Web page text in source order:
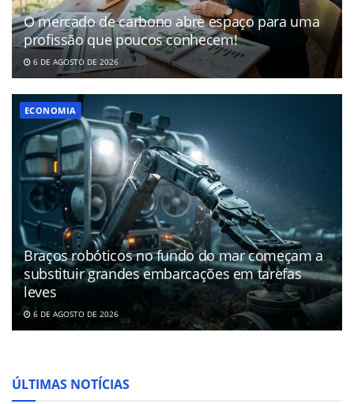
O mercado de carbono abre espaço para uma
profissão que poucos conhecem!
6 DE AGOSTO DE 2026
ECONOMIA
Braços robóticos no fundo do mar começam a
substituir grandes embarcações em tarefas
leves
6 DE AGOSTO DE 2026
ÚLTIMAS NOTÍCIAS